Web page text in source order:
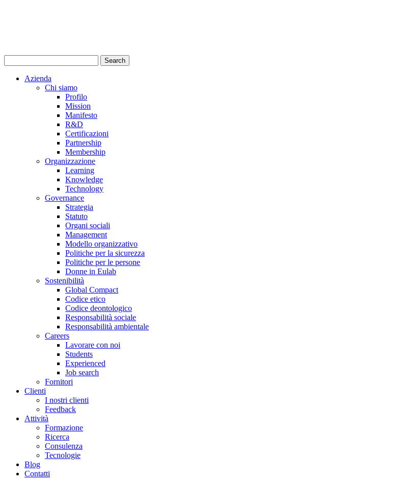
Azienda
Chi siamo
Profilo
Mission
Manifesto
R&D
Certificazioni
Partnership
Membership
Organizzazione
Learning
Knowledge
Technology
Governance
Strategia
Statuto
Organi sociali
Management
Modello organizzativo
Politiche per la sicurezza
Politiche per le persone
Donne in Eulab
Sostenibilità
Global Compact
Codice etico
Codice deontologico
Responsabilità sociale
Responsabilità ambientale
Careers
Lavorare con noi
Students
Experienced
Job search
Fornitori
Clienti
I nostri clienti
Feedback
Attività
Formazione
Ricerca
Consulenza
Tecnologie
Blog
Contatti